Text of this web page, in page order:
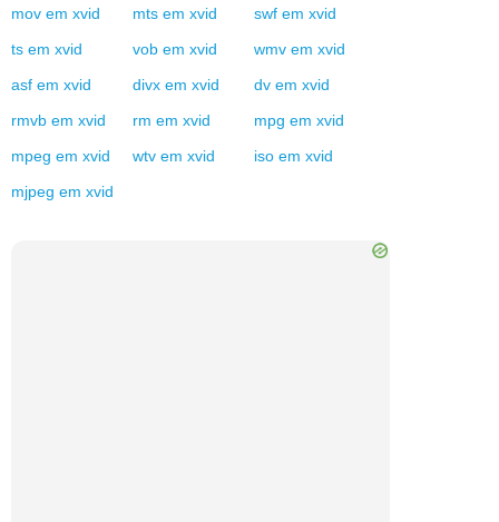
mov em xvid mts em xvid swf em xvid
ts em xvid vob em xvid wmv em xvid
asf em xvid divx em xvid dv em xvid
rmvb em xvid rm em xvid mpg em xvid
mpeg em xvid wtv em xvid iso em xvid
mjpeg em xvid